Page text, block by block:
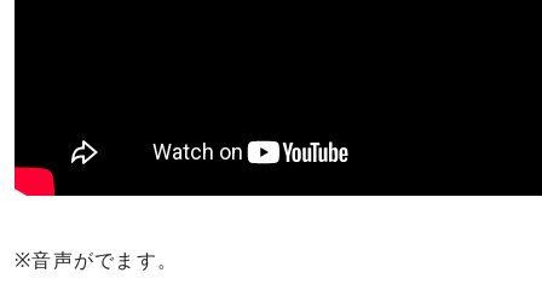
※音声がでます。